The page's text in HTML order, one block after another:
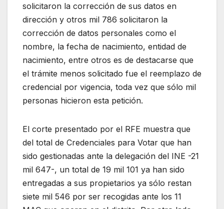
solicitaron la corrección de sus datos en
dirección y otros mil 786 solicitaron la
corrección de datos personales como el
nombre, la fecha de nacimiento, entidad de
nacimiento, entre otros es de destacarse que
el trámite menos solicitado fue el reemplazo de
credencial por vigencia, toda vez que sólo mil
personas hicieron esta petición.
El corte presentado por el RFE muestra que
del total de Credenciales para Votar que han
sido gestionadas ante la delegación del INE -21
mil 647-, un total de 19 mil 101 ya han sido
entregadas a sus propietarios ya sólo restan
siete mil 546 por ser recogidas ante los 11